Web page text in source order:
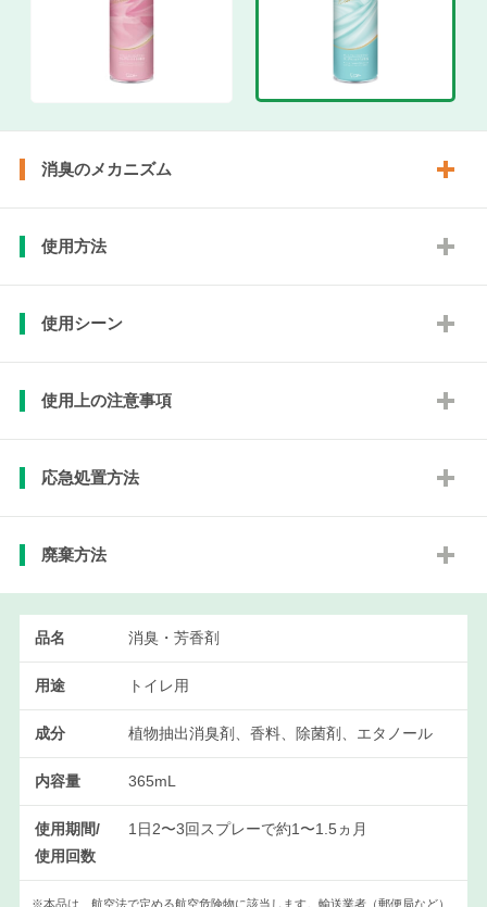
消臭のメカニズム
使用方法
使用シーン
使用上の注意事項
応急処置方法
廃棄方法
品名 消臭・芳香剤
用途 トイレ用
成分 植物抽出消臭剤、香料、除菌剤、エタノール
内容量 365mL
使用期間/
使用回数
1日2〜3回スプレーで約1〜1.5ヵ月
※本品は、航空法で定める航空危険物に該当します。輸送業者（郵便局など）